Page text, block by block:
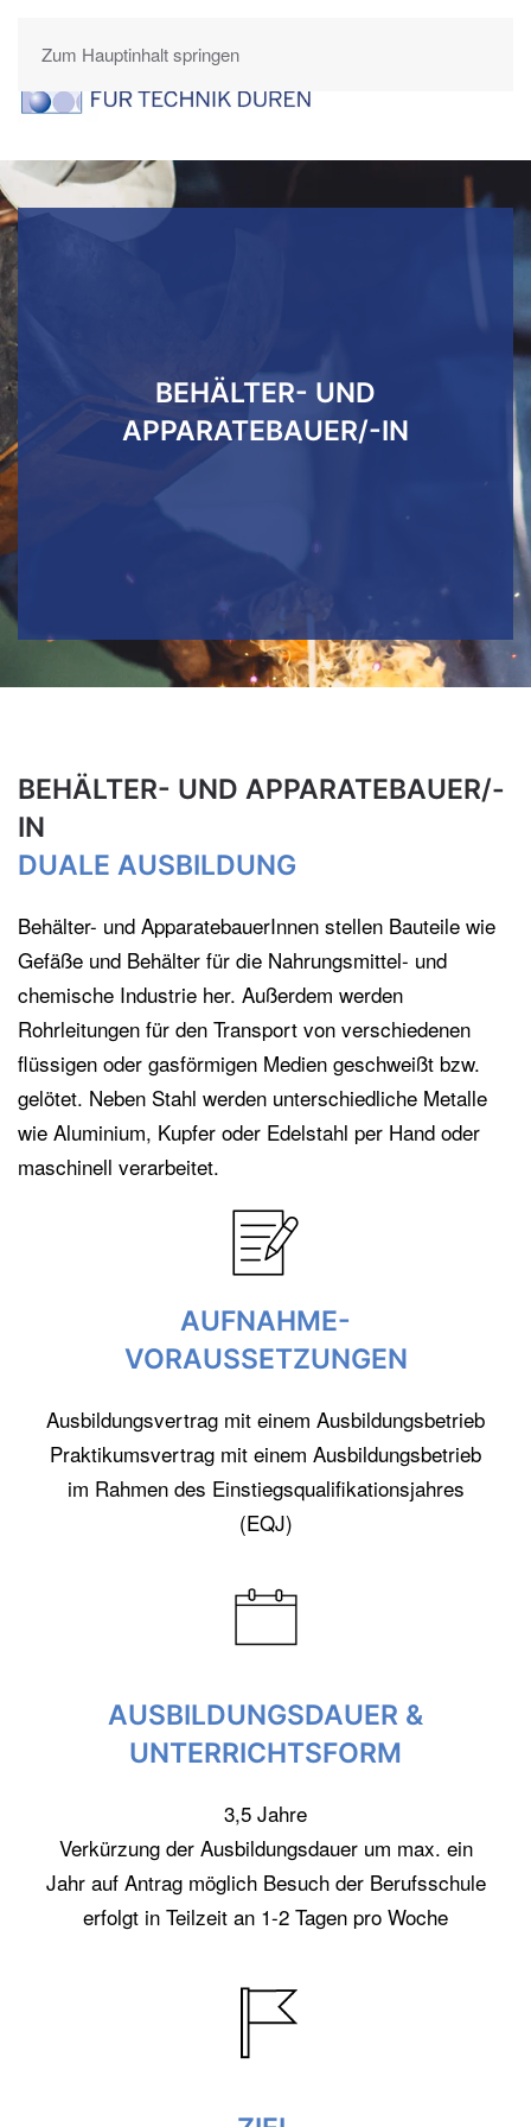
Zum Hauptinhalt springen
BEHÄLTER- UND
APPARATEBAUER/-IN
BEHÄLTER- UND APPARATEBAUER/-
IN
DUALE AUSBILDUNG
Behälter- und ApparatebauerInnen stellen Bauteile wie
Gefäße und Behälter für die Nahrungsmittel- und
chemische Industrie her. Außerdem werden
Rohrleitungen für den Transport von verschiedenen
flüssigen oder gasförmigen Medien geschweißt bzw.
gelötet. Neben Stahl werden unterschiedliche Metalle
wie Aluminium, Kupfer oder Edelstahl per Hand oder
maschinell verarbeitet.
AUFNAHME-
VORAUSSETZUNGEN
Ausbildungsvertrag mit einem Ausbildungsbetrieb
Praktikumsvertrag mit einem Ausbildungsbetrieb
im Rahmen des Einstiegsqualifikationsjahres
(EQJ)
AUSBILDUNGSDAUER &
UNTERRICHTSFORM
3,5 Jahre
Verkürzung der Ausbildungsdauer um max. ein
Jahr auf Antrag möglich Besuch der Berufsschule
erfolgt in Teilzeit an 1-2 Tagen pro Woche